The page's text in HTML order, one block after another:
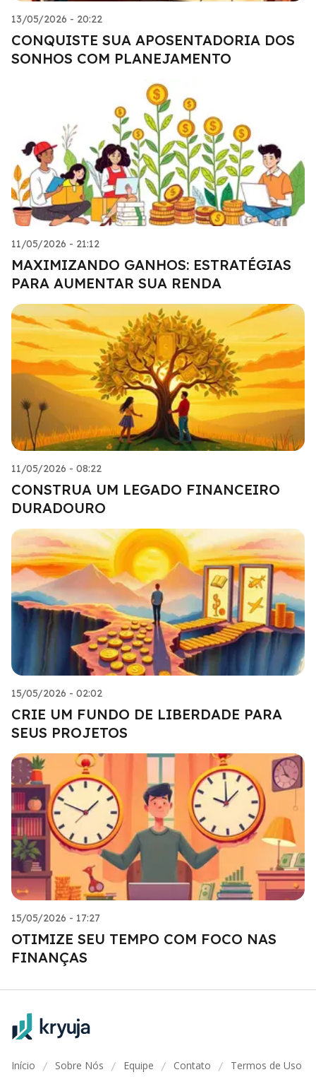
13/05/2026 - 20:22
CONQUISTE SUA APOSENTADORIA DOS
SONHOS COM PLANEJAMENTO
11/05/2026 - 21:12
MAXIMIZANDO GANHOS: ESTRATÉGIAS
PARA AUMENTAR SUA RENDA
11/05/2026 - 08:22
CONSTRUA UM LEGADO FINANCEIRO
DURADOURO
15/05/2026 - 02:02
CRIE UM FUNDO DE LIBERDADE PARA
SEUS PROJETOS
15/05/2026 - 17:27
OTIMIZE SEU TEMPO COM FOCO NAS
FINANÇAS
Início / Sobre Nós / Equipe / Contato / Termos de Uso